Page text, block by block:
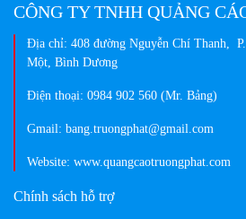
CÔNG TY TNHH QUẢNG
Địa chỉ: 408 đường Nguyễn Chí Thanh,
Một, Bình Dương
Điện thoại: 0984 902 560 (Mr. Bảng)
Gmail: bang.truongphat@gmail.com
Website: www.quangcaotruongphat.com
Chính sách hỗ trợ